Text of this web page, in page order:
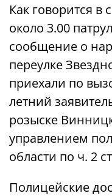
Как говорится в
около 3.00
сообщение о
переулке
приехали по
летний
розыске
управлением
области по ч. 2
Полицейские